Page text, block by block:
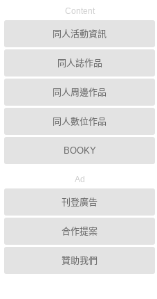
Content
同人活動資訊
同人誌作品
同人周邊作品
同人數位作品
BOOKY
Ad
刊登廣告
合作提案
贊助我們